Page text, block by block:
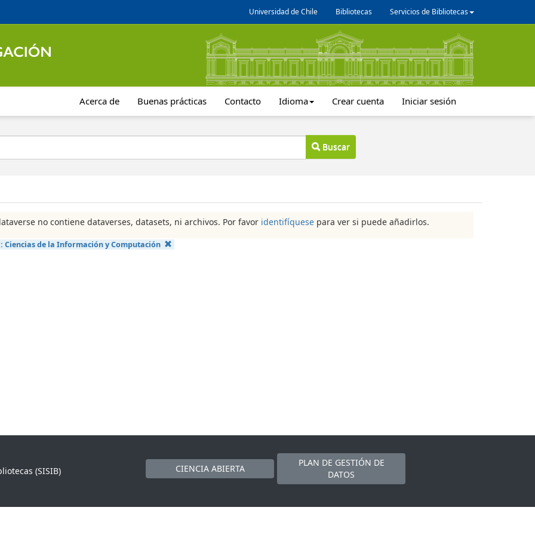
Universidad de Chile Bibliotecas Servicios de Bibliotecas
Acerca de Buenas prácticas Contacto Idioma Crear cuenta Iniciar sesión
Buscar
no contiene dataverses, datasets, ni archivos. Por favor identifíquese para ver si puede añadirlos.
Ciencias de la Información y Computación
(SISIB)
CIENCIA ABIERTA
PLAN DE GESTIÓN DE
DATOS